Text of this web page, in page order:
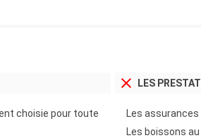
choisie pour toute
LES
Les
Les boissons